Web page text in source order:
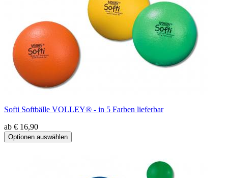
Softi Softbälle VOLLEY® - in 5 Farben lieferbar
ab € 16,90